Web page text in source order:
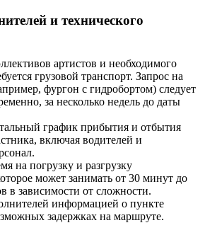
и технического
артистов и необходимого
грузовой транспорт. Запрос на
фургон с гидробортом) следует
за несколько недель до даты
график прибытия и отбытия
включая водителей и
на погрузку и разгрузку
может занимать от 30 минут до
в зависимости от сложности.
информацией о пункте
задержках на маршруте.